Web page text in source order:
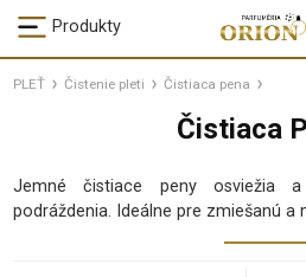
Produkty
PLEŤ Čistenie pleti Čistiaca pena
Čistiaca
Jemné čistiace peny osviežia
podráždenia. Ideálne pre zmiešanú a